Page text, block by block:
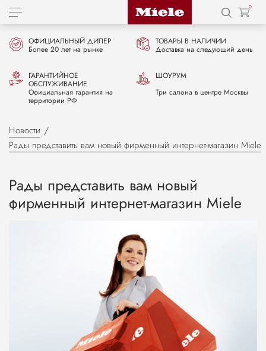
0
ОФИЦИАЛЬНЫЙ ДИЛЕР
Более 20 лет на рынке
ТОВАРЫ В НАЛИЧИИ
Доставка на следующий день
ГАРАНТИЙНОЕ
ОБСЛУЖИВАНИЕ
Официальная гарантия на
территории РФ
ШОУРУМ
Три салона в центре Москвы
Новости
Рады представить вам новый фирменный интернет-магазин Miele
Рады представить вам новый
фирменный интернет-магазин Miele